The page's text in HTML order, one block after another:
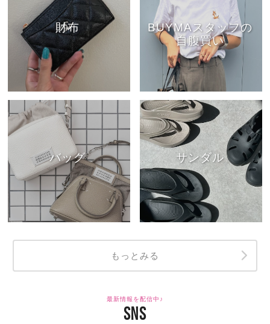
財布
BUYMAスタッフの
自腹買い
バッグ サンダル
もっとみる
最新情報を配信中♪
SNS